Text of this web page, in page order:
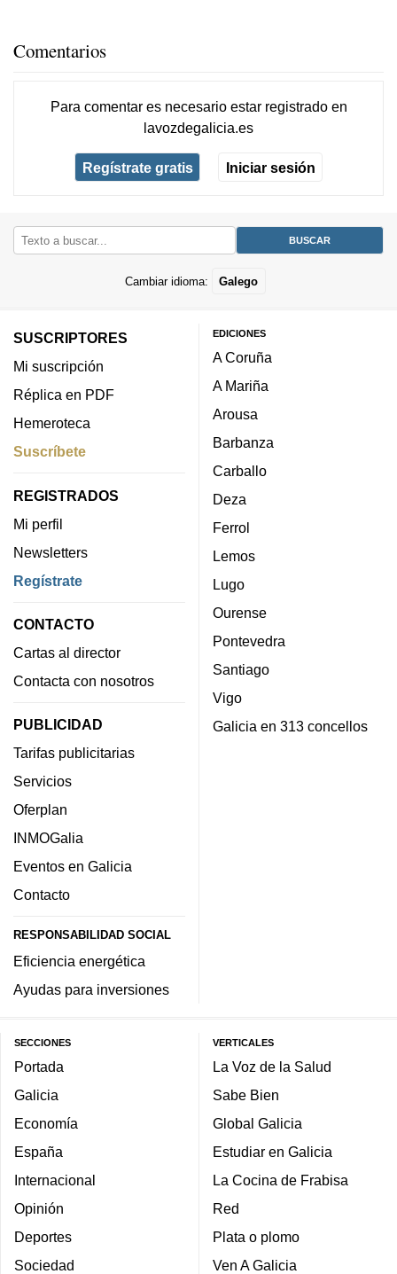
Comentarios
Para comentar es necesario estar registradoen
lavozdegalicia.es
Regístrate gratis Iniciar sesión
Cambiar idioma: Galego
SUSCRIPTORES
Mi suscripción
Réplica en PDF
Hemeroteca
Suscríbete
REGISTRADOS
Mi perfil
Newsletters
Regístrate
CONTACTO
Cartas al director
Contacta con nosotros
PUBLICIDAD
Tarifas publicitarias
Servicios
Oferplan
INMOGalia
Eventos en Galicia
Contacto
RESPONSABILIDAD SOCIAL
Eficiencia energética
Ayudas para inversiones
EDICIONES
A Coruña
A Mariña
Arousa
Barbanza
Carballo
Deza
Ferrol
Lemos
Lugo
Ourense
Pontevedra
Santiago
Vigo
Galicia en 313 concellos
SECCIONES
Portada
Galicia
Economía
España
Internacional
Opinión
Deportes
Sociedad
VERTICALES
La Voz de la Salud
Sabe Bien
Global Galicia
Estudiar en Galicia
La Cocina de Frabisa
Red
Plata o plomo
Ven A Galicia